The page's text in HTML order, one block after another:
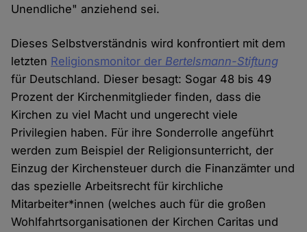
Unendliche" anziehend sei.
Dieses Selbstverständnis wird konfrontiert mit dem
letzten Religionsmonitor der Bertelsmann-Stiftung
für Deutschland. Dieser besagt: Sogar 48 bis 49
Prozent der Kirchenmitglieder finden, dass die
Kirchen zu viel Macht und ungerecht viele
Privilegien haben. Für ihre Sonderrolle angeführt
werden zum Beispiel der Religionsunterricht, der
Einzug der Kirchensteuer durch die Finanzämter und
das spezielle Arbeitsrecht für kirchliche
Mitarbeiter*innen (welches auch für die großen
Wohlfahrtsorganisationen der Kirchen Caritas und